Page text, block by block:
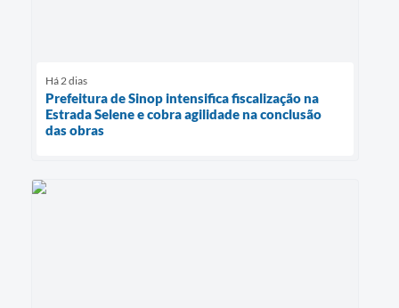
Há 2 dias
Prefeitura de Sinop intensifica fiscalização na
Estrada Selene e cobra agilidade na conclusão
das obras